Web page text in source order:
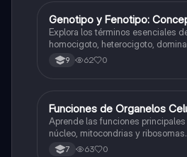
GBiologia
Genotipo y Fenotipo:
Explora los términos esenciales
homocigoto, heterocigoto,
9 62 0
FBiologia
Funciones de Organelos
Aprende las funciones principales
núcleo, mitocondrias y ribosomas.
7 63 0